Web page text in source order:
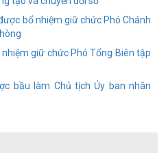
bổ nhiệm giữ chức Phó Chánh
giữ chức Phó Tổng Biên tập
bầu làm Chủ tịch Ủy ban nhân